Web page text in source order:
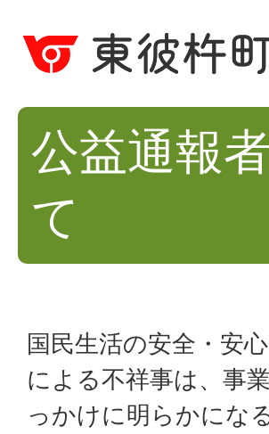
公益通報
て
国民生活の安全・安
による不祥事は、事
っかけに明らかにな